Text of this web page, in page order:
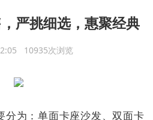
严挑细选，惠聚经典
10935次浏览
分为：单面卡座沙发、双面卡